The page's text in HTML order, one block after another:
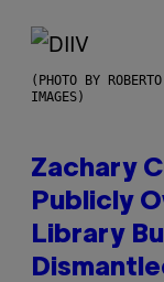
(PHOTO BY
IMAGES)
Zachary
Publicly
Library